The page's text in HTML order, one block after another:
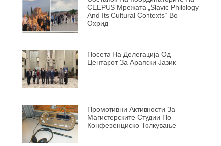
CEEPUS Мрежата „Slavic Philology
And Its Cultural Contexts“ Во
Охрид
Посета На Делегација Од
Центарот За Арапски Јазик
Промотивни Активности За
Магистерските Студии По
Конференциско Толкување